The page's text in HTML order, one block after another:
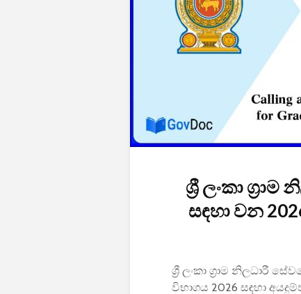
ශ්‍රී ලංකා
සඳහා වන
ශ්‍රී ලංකා ග්‍රාම නිලධාරී
විභාගය 2026 සඳහා